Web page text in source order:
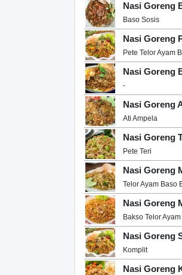
Nasi Goreng
Baso Sosis
Nasi Goreng
Pete Telor Ayam
Nasi Goreng
-
Nasi Goreng
Ati Ampela
Nasi Goreng
Pete Teri
Nasi Goreng
Telor Ayam Baso
Nasi Goreng
Bakso Telor
Nasi Goreng
Komplit
Nasi Goreng